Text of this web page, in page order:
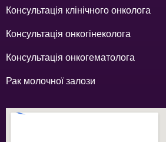
Консультація клінічного онколога
Консультація онкогінеколога
Консультація онкогематолога
Рак молочної залози